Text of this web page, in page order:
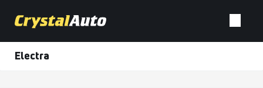
Electra